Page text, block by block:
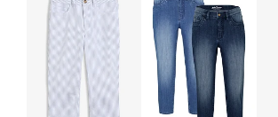
38,99 €
PRIDAŤ DO KOŠÍKA